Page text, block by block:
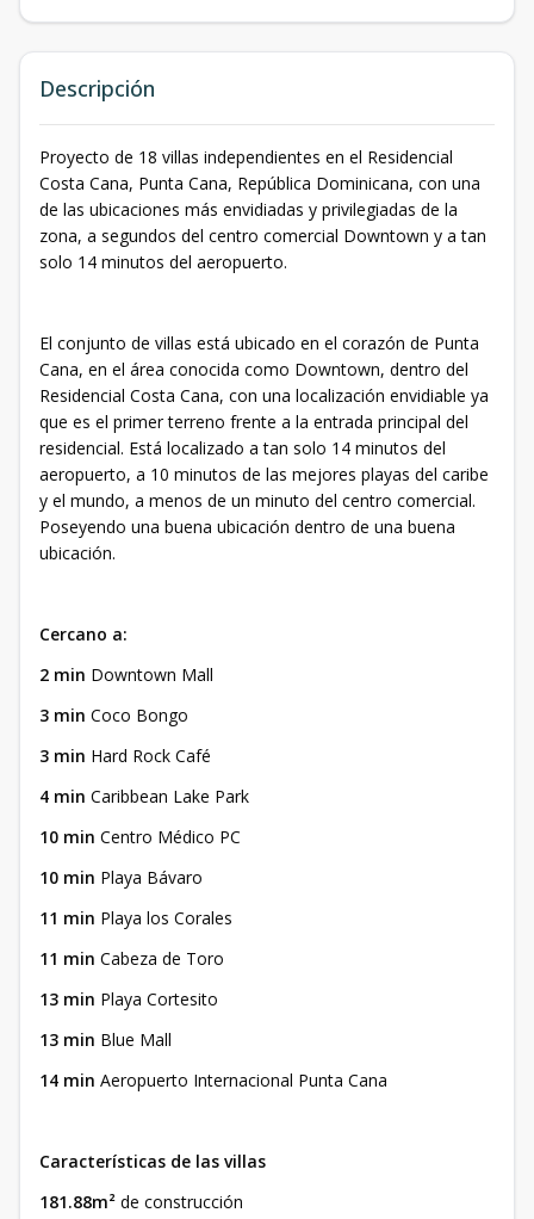
Descripción
Proyecto de 18 villas independientes en el Residencial
Costa Cana, Punta Cana, República Dominicana, con una
de las ubicaciones más envidiadas y privilegiadas de la
zona, a segundos del centro comercial Downtown y a tan
solo 14 minutos del aeropuerto.
El conjunto de villas está ubicado en el corazón de Punta
Cana, en el área conoсіda como Downtown, dentro del
Residencial Costa Cana, con una localización envidiable ya
que es el primer terreno frente a la entrada principal del
residencial. Está localizado a tan solo 14 minutos del
aeropuerto, a 10 minutos de las mejores playas del caribe
y el mundo, a menos de un minuto del centro comercial.
Poseyendo una buena ubicación dentro de una buena
ubicación.
Cercano a:
2 min Downtown Mall
3 min Coco Bongo
3 min Hard Rock Café
4 min Caribbean Lake Park
10 min Centro Médico PC
10 min Playa Bávaro
11 min Playa los Corales
11 min Cabeza de Toro
13 min Playa Cortesito
13 min Blue Mall
14 min Aeropuerto Internacional Punta Cana
Características de las villas
181.88m² de construcción